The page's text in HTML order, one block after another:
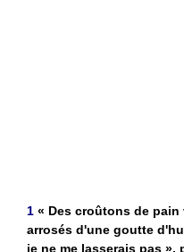
1 « Des croûtons de
arrosés d'une goutte
je ne me lasserais pas »,